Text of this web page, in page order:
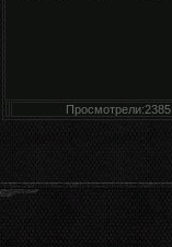
Просмотрели:2385